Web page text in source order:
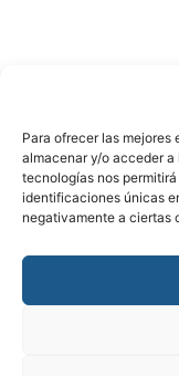
Para ofrecer las
almacenar y/o acceder
tecnologías nos
identificaciones únicas
negativamente a ciertas